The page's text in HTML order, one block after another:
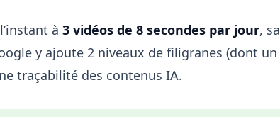
à 3 vidéos de 8 secondes par jour,
y ajoute 2 niveaux de filigranes (dont
traçabilité des contenus IA.